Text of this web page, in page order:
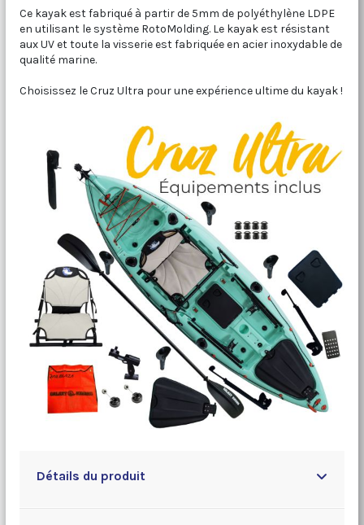
Ce kayak est fabriqué à partir de 5mm de polyéthylène LDPE
en utilisant le système RotoMolding. Le kayak est résistant
aux UV et toute la visserie est fabriquée en acier inoxydable de
qualité marine.
Choisissez le Cruz Ultra pour une expérience ultime du kayak !
Détails du produit